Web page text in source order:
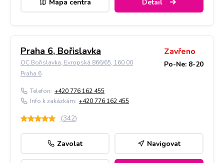
Mapa centra Detail
Praha 6, Bořislavka
OC Bořislavka, Evropská 866/65, 160 00
Praha 6
Zavřeno
Po-Ne: 8-20
Telefon: +420 776 162 455
Info k zakázkám: +420 776 162 455
(342)
Zavolat Navigovat